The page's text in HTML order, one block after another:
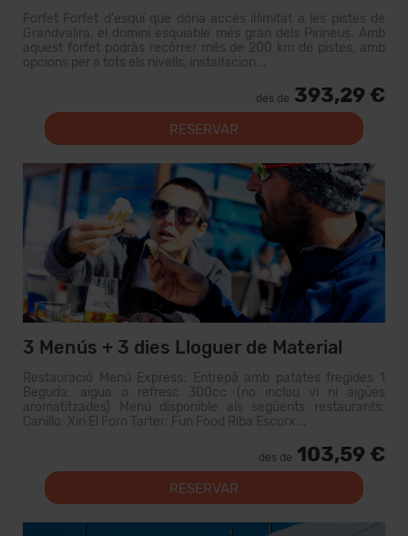
Forfet Forfet d'esquí que dóna accés il·limitat a les pistes de
Grandvalira, el domini esquiable més gran dels Pirineus. Amb
aquest forfet podràs recórrer més de 200 km de pistes, amb
opcions per a tots els nivells, instal·lacion...
des de 393,29 €
RESERVAR
3 Menús + 3 dies Lloguer de Material
Restauració Menú Express: Entrepà amb patates fregides 1
Beguda: aigua o refresc 300cc (no inclou vi ni aigües
aromatitzades) Menú disponible als següents restaurants:
Canillo: Xiri El Forn Tarter: Fun Food Riba Escorx...
des de 103,59 €
RESERVAR